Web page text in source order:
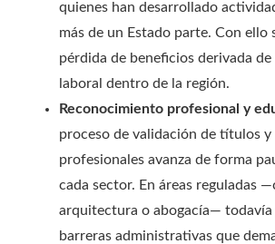
quienes han desarrollado
más de un Estado parte. Con ello
pérdida de beneficios derivada
laboral dentro de la región.
Reconocimiento profesional y
proceso de validación de títulos
profesionales avanza de forma
cada sector. En áreas reguladas
arquitectura o abogacía— todavía
barreras administrativas que